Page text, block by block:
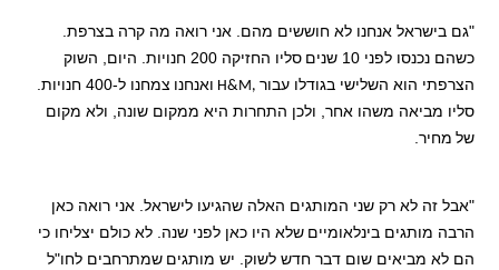
"גם בישראל אנחנו לא חוששים מהם. אני רואה מה קרה בצרפת.
כשהם נכנסו לפני 10 שנים
סליו החזיקה 200 חנויות. היום, השוק
הצרפתי הוא השלישי בגודלו עבור H&M, ואנחנו
צמחנו ל-400 חנויות.
סליו מביאה משהו אחר, ולכן התחרות היא ממקום שונה, ולא מקום
של מחיר.
"אבל זה לא רק שני המותגים האלה שהגיעו לישראל. אני רואה כאן
הרבה מותגים בינלאומיים שלא היו כאן לפני שנה. לא כולם יצליחו כי
הם לא מביאים שום דבר חדש לשוק. יש מותגים שמתרחבים לחו"ל